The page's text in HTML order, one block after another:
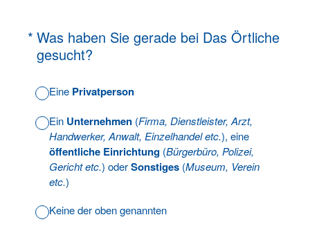
* Was haben Sie gerade bei Das Örtliche
gesucht?
(Erforderlich.)
Eine Privatperson
Ein Unternehmen (Firma, Dienstleister, Arzt,
Handwerker, Anwalt, Einzelhandel etc.), eine
öffentliche Einrichtung (Bürgerbüro, Polizei,
Gericht etc.) oderSonstiges (Museum, Verein
etc.)
Keine der oben genannten